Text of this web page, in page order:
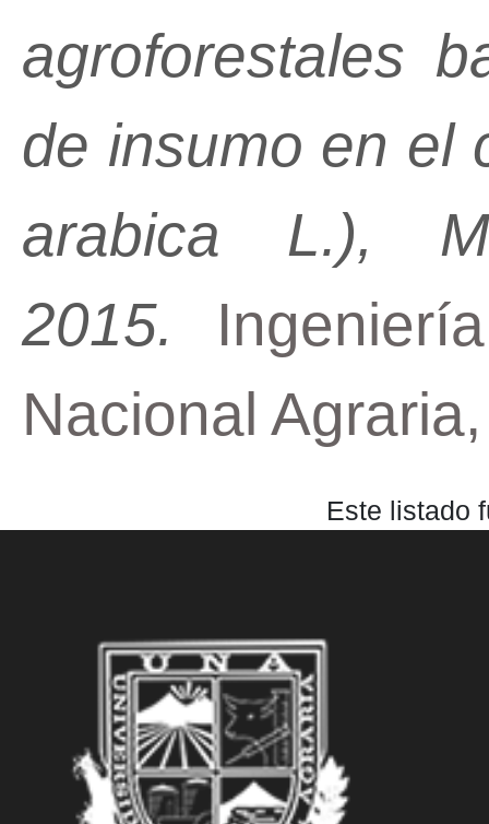
agroforestales
de insumo en el
arabica L.),
2015.
Nacional
Este listado